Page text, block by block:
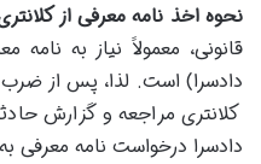
نحوه اخذ نامه معرفی از
قانونی، معمولاً نیاز به نامه
دادسرا) است. لذا، پس از ضرب
کلانتری مراجعه و گزارش
دادسرا درخواست نامه معرفی